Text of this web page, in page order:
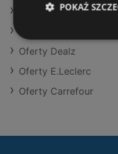
Oferty Dino
Oferty Dealz
Oferty E.Leclerc
Oferty Carrefour
POKAŻ